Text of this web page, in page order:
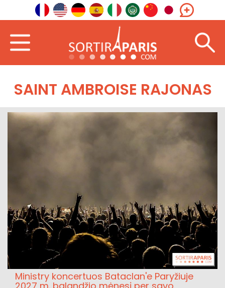
SAINT AMBROISE RAJONAS
Ministry koncertuos Bataclan'e Paryžiuje